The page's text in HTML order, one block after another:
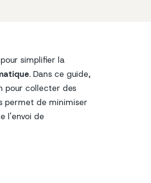
simplifier la
. Dans ce guide,
pour collecter des
permet de minimiser
l'envoi de